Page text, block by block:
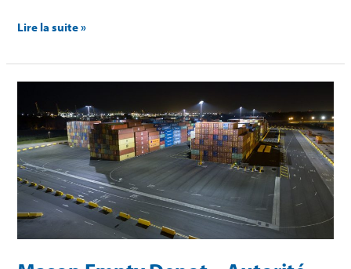
Lire la suite »
Empty
Depot
–
Autorité
portuaire
Géorgie